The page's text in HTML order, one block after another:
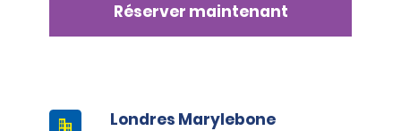
Réserver maintenant
Londres Marylebone